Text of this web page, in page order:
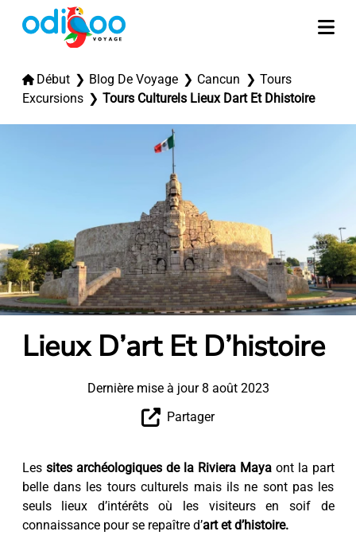
Début Blog De Voyage Cancun
Tours
Excursions
Tours Culturels Lieux Dart Et Dhistoire
Lieux D’art Et D’histoire
Dernière mise à jour 8 août 2023
Partager
Les sites archéologiques de la Riviera Mayaont la part
belle dans les tours culturels mais ils ne sont pas les
seuls lieux d’intérêts où les visiteurs en soif de
connaissance pour se repaître d’art et d’histoire.